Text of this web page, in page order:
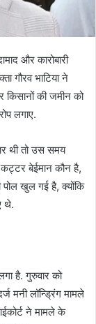
और कारोबारी
गौरव भाटिया ने
किसानों की जमीन को
लगाए.
थी तो उस समय
कट्टर बेईमान कौन है,
पोल खुल गई है, क्योंकि
थे.
है. गुरुवार को
मनी लॉन्ड्रिंग मामले
ने मामले के